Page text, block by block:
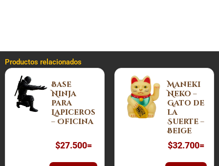
Productos relacionados
Base
Ninja
para
Lapiceros
– Oficina
$27.500=
Maneki
Neko –
Gato de
la
Suerte –
Beige
$32.700=